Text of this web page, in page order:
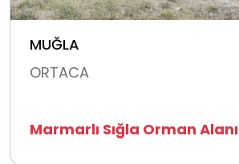
MUĞLA
ORTACA
Marmarlı Sığla Orman Alanı